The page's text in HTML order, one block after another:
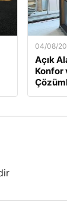
04/08/
Açık
Konfor